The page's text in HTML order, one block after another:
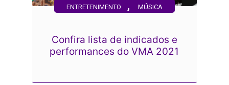
ENTRETENIMENTO , MÚSICA
Confira lista de indicados e
performances do VMA 2021